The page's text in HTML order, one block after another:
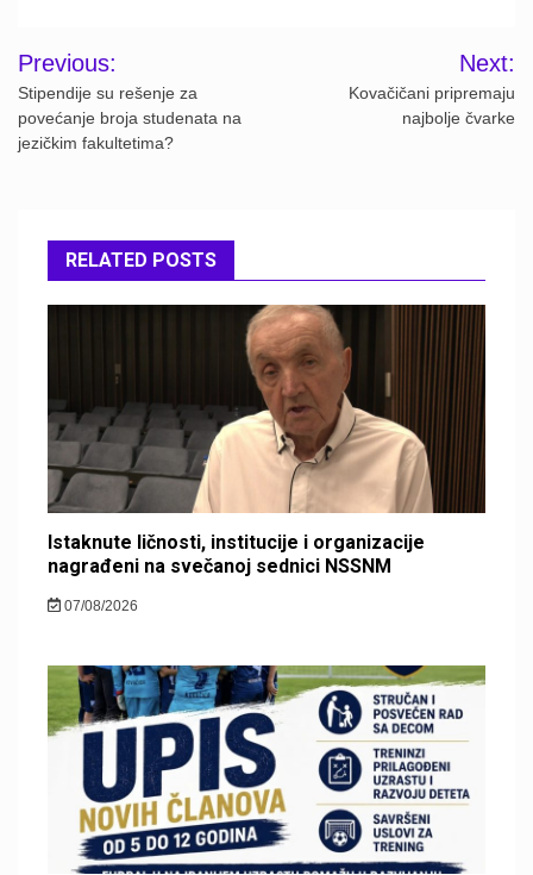
Post
navigation
Previous:
Stipendije su rešenje za
povećanje broja studenata na
jezičkim fakultetima?
Next:
Kovačičani pripremaju
najbolje čvarke
RELATED POSTS
Istaknute ličnosti, institucije i organizacije
nagrađeni na svečanoj sednici NSSNM
07/08/2026